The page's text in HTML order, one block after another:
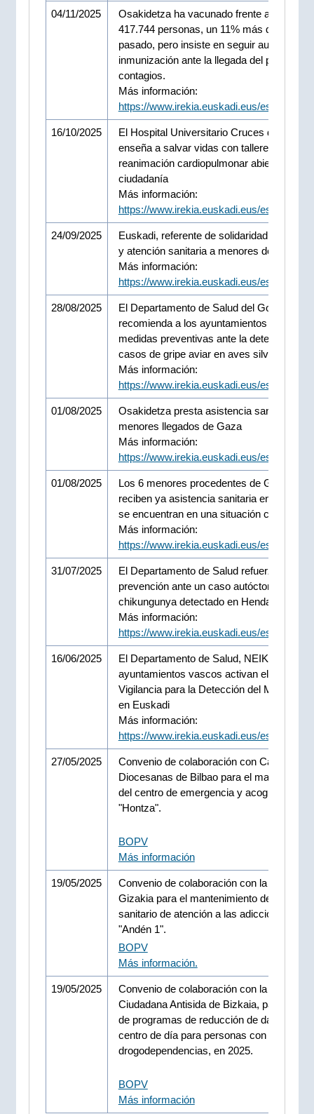
04/11/2025
Osakidetza ha vacunado frente a la gripe a
417.744 personas, un 11% más que el año
pasado, pero insiste en seguir
inmunización ante la llegada del pico de
contagios.
Más información:
https://www.irekia.euskadi.eus/es/news/
16/10/2025
El Hospital Universitario Cruces de
enseña a salvar vidas con talleres de
reanimación cardiopulmonar abiertos a la
ciudadanía
Más información:
https://www.irekia.euskadi.eus/es/news/
24/09/2025
Euskadi, referente de solidaridad en la
y atención sanitaria a menores de Gaza
Más información:
https://www.irekia.euskadi.eus/es/news/
28/08/2025
El Departamento de Salud del Gobierno
recomienda a los ayuntamientos reforzar
medidas preventivas ante la detección de
casos de gripe aviar en aves silvestres.
Más información:
https://www.irekia.euskadi.eus/es/news/
01/08/2025
Osakidetza presta asistencia sanitaria a 6
menores llegados de Gaza
Más información:
https://www.irekia.euskadi.eus/es/news/
01/08/2025
Los 6 menores procedentes de Gaza que
reciben ya asistencia sanitaria en
se encuentran en una situación clínica
Más información:
https://www.irekia.euskadi.eus/es/news/
31/07/2025
El Departamento de Salud refuerza
prevención ante un caso autóctono de
chikungunya detectado en Hendaia
Más información:
https://www.irekia.euskadi.eus/es/news/
16/06/2025
El Departamento de Salud, NEIKER y
ayuntamientos vascos activan el
Vigilancia para la Detección del Mosquito
en Euskadi
Más información:
https://www.irekia.euskadi.eus/es/news/
27/05/2025
Convenio de colaboración con Cáritas
Diocesanas de Bilbao para el
del centro de emergencia y acogida
"Hontza".
BOPV
Más información
19/05/2025
Convenio de colaboración con la
Gizakia para el mantenimiento del centro
sanitario de atención a las adicciones en
"Andén 1".
BOPV
Más información.
19/05/2025
Convenio de colaboración con la Comisión
Ciudadana Antisida de Bizkaia, para la
de programas de reducción de daños en el
centro de día para personas con
drogodependencias, en 2025.
BOPV
Más información